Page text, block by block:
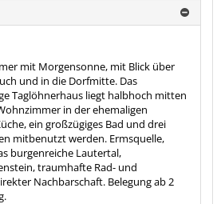
mit Morgensonne, mit Blick über
und in die Dorfmitte. Das
Taglöhnerhaus liegt halbhoch mitten
in der ehemaligen
ein großzügiges Bad und drei
mitbenutzt werden. Ermsquelle,
burgenreiche Lautertal,
traumhafte Rad- und
Nachbarschaft. Belegung ab 2